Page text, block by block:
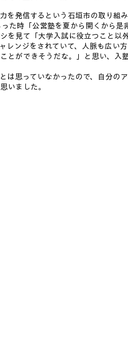
を発信するという石垣市の取り組
た時「公営塾を夏から開くから
を見て「大学入試に役立つこと以
レンジをされていて、人脈も広い
とができそうだな。」と思い、入
は思っていなかったので、自分の
いました。